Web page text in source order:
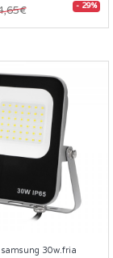
- 29%
samsung 30w.fria